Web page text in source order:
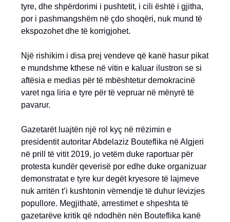
tyre, dhe shpërdorimi i pushtetit, i cili është i gjitha,
por i pashmangshëm në çdo shoqëri, nuk mund të
ekspozohet dhe të korrigjohet.
Një rishikim i disa prej vendeve që kanë hasur pikat
e mundshme kthese në vitin e kaluar ilustron se si
aftësia e medias për të mbështetur demokracinë
varet nga liria e tyre për të vepruar në mënyrë të
pavarur.
Gazetarët luajtën një rol kyç në rrëzimin e
presidentit autoritar Abdelaziz Bouteflika në Algjeri
në prill të vitit 2019, jo vetëm duke raportuar për
protesta kundër qeverisë por edhe duke organizuar
demonstratat e tyre kur degët kryesore të lajmeve
nuk arritën t’i kushtonin vëmendje të duhur lëvizjes
popullore. Megjithatë, arrestimet e shpeshta të
gazetarëve kritik që ndodhën nën Bouteflika kanë